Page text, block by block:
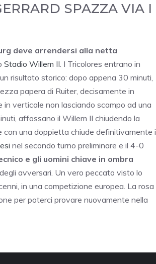
SPAZZA VIA I
deve arrendersi alla netta
Stadio Willem II. I Tricolores entrano in
risultato storico: dopo appena 30 minuti,
papera di Ruiter, decisamente in
in verticale non lasciando scampo ad una
affossano il Willem II chiudendo la
con una doppietta chiude definitivamente i
nel secondo turno preliminare e il 4-0
e gli uomini chiave in ombra
avversari. Un vero peccato visto lo
in una competizione europea. La rosa
per poterci provare nuovamente nella